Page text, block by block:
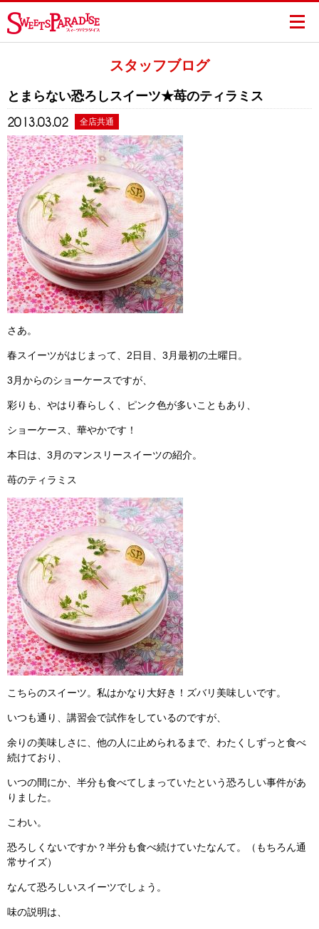
スタッフブログ
とまらない恐ろしスイーツ★苺のティラミス
2013.03.02 全店共通
さあ。
春スイーツがはじまって、2日目、3月最初の土曜日。
3月からのショーケースですが、
彩りも、やはり春らしく、ピンク色が多いこともあり、
ショーケース、華やかです！
本日は、3月のマンスリースイーツの紹介。
苺のティラミス
こちらのスイーツ。私はかなり大好き！ズバリ美味しいです。
いつも通り、講習会で試作をしているのですが、
余りの美味しさに、他の人に止められるまで、わたくしずっと食べ
続けており、
いつの間にか、半分も食べてしまっていたという恐ろしい事件があ
りました。
こわい。
恐ろしくないですか？半分も食べ続けていたなんて。（もちろん通
常サイズ）
なんて恐ろしいスイーツでしょう。
味の説明は、